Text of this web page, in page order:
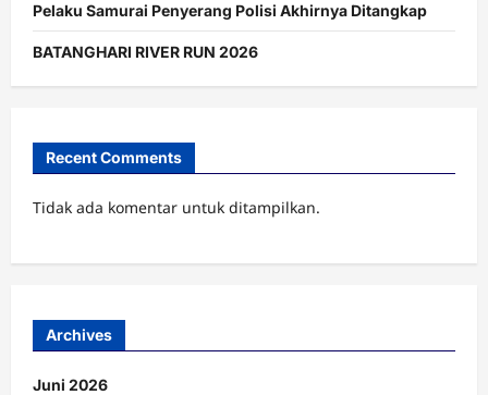
Pelaku Samurai Penyerang Polisi Akhirnya Ditangkap
BATANGHARI RIVER RUN 2026
Recent Comments
Tidak ada komentar untuk ditampilkan.
Archives
Juni 2026